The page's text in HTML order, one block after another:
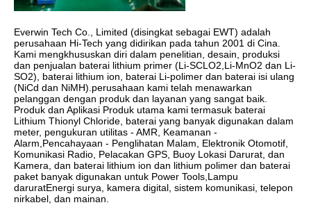
Everwin Tech Co., Limited (disingkat sebagai EWT) adalah
perusahaan Hi-Tech yang didirikan pada tahun 2001 di Cina.
Kami mengkhususkan diri dalam penelitian, desain, produksi
dan penjualan baterai lithium primer (Li-SCLO2,Li-MnO2 dan Li-
SO2), baterai lithium ion, baterai Li-polimer dan baterai isi ulang
(NiCd dan NiMH).perusahaan kami telah menawarkan
pelanggan dengan produk dan layanan yang sangat baik.
Produk dan Aplikasi Produk utama kami termasuk baterai
Lithium Thionyl Chloride, baterai yang banyak digunakan dalam
meter, pengukuran utilitas - AMR, Keamanan -
Alarm,Pencahayaan - Penglihatan Malam, Elektronik Otomotif,
Komunikasi Radio, Pelacakan GPS, Buoy Lokasi Darurat, dan
Kamera, dan baterai lithium ion dan lithium polimer dan baterai
paket banyak digunakan untuk Power Tools,Lampu
daruratEnergi surya, kamera digital, sistem komunikasi, telepon
nirkabel, dan mainan.